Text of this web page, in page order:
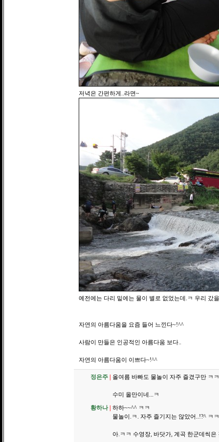
저녁은 간편하게..라면~
예전에는 다리 밑에는 물이 별로 없었는데.ㅋ 우리 갔
자연의 아름다움을 요즘 들어 느낀다~!^^
사람이 만들은 인공적인 아름다움 보다..
자연의 아름다움이 이쁘다~!^^
정은주 올여름 바빠도 물놀이 자주 즐겼구만 ㅋㅋ
수미 올만이네...ㅋ
황하나
하하~~^^ ㅋㅋ
물놀이.ㅋ. 자주 즐기지는 않았어..!?^ ㅋㅋ
아.ㅋㅋ 수영장, 바닷가, 계곡 한군데씩